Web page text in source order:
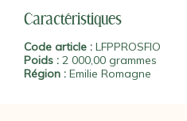
producteur artisanal familial de
depuis plus de 150 ans.
Date Limite d'Utilisation Optimale :
Caractéristiques
Code article : LFPPROSFIO
Poids : 2 000,00 grammes
Région : Emilie Romagne